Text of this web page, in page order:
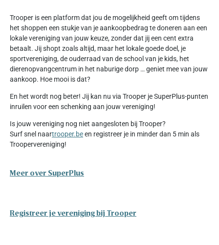
Trooper is een platform dat jou de mogelijkheid geeft om tijdens
het shoppen een stukje van je aankoopbedrag te doneren aan een
lokale vereniging van jouw keuze, zonder dat jij een cent extra
betaalt. Jij shopt zoals altijd, maar het lokale goede doel, je
sportvereniging, de ouderraad van de school van je kids, het
dierenopvangcentrum in het naburige dorp … geniet mee van jouw
aankoop. Hoe mooi is dat?
En het wordt nog beter! Jij kan nu via Trooper je SuperPlus-punten
inruilen voor een schenking aan jouw vereniging!
Is jouw vereniging nog niet aangesloten bij Trooper?
Surf snel naartrooper.been registreer je in minder dan 5 min als
Troopervereniging!
Meer over SuperPlus
Registreer je vereniging bij Trooper